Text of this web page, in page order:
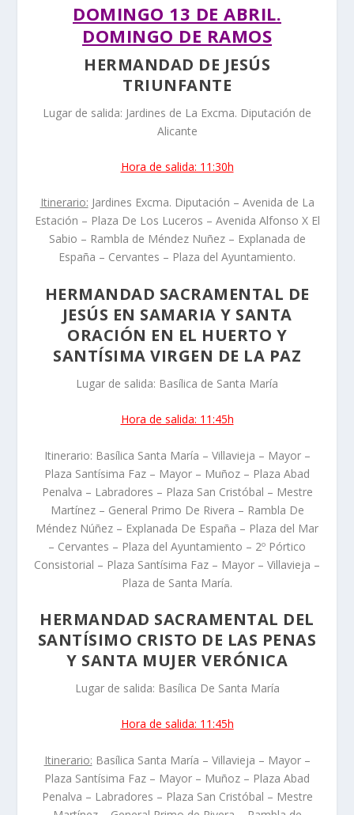
DOMINGO 13 DE ABRIL.
DOMINGO DE RAMOS
HERMANDAD DE JESÚS
TRIUNFANTE
Lugar de salida: Jardines de La Excma. Diputación de
Alicante
Hora de salida: 11:30h
Itinerario: Jardines Excma. Diputación – Avenida de La
Estación – Plaza De Los Luceros – Avenida Alfonso X El
Sabio – Rambla de Méndez Nuñez – Explanada de
España – Cervantes – Plaza del Ayuntamiento.
HERMANDAD SACRAMENTAL DE
JESÚS EN SAMARIA Y SANTA
ORACIÓN EN EL HUERTO Y
SANTÍSIMA VIRGEN DE LA PAZ
Lugar de salida: Basílica de Santa María
Hora de salida: 11:45h
Itinerario: Basílica Santa María – Villavieja – Mayor –
Plaza Santísima Faz – Mayor – Muñoz – Plaza Abad
Penalva – Labradores – Plaza San Cristóbal – Mestre
Martínez – General Primo De Rivera – Rambla De
Méndez Núñez – Explanada De España – Plaza del Mar
– Cervantes – Plaza del Ayuntamiento – 2º Pórtico
Consistorial – Plaza Santísima Faz – Mayor – Villavieja –
Plaza de Santa María.
HERMANDAD SACRAMENTAL DEL
SANTÍSIMO CRISTO DE LAS PENAS
Y SANTA MUJER VERÓNICA
Lugar de salida: Basílica De Santa María
Hora de salida: 11:45h
Itinerario: Basílica Santa María – Villavieja – Mayor –
Plaza Santísima Faz – Mayor – Muñoz – Plaza Abad
Penalva – Labradores – Plaza San Cristóbal – Mestre